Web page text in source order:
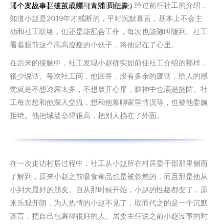
【个案故事】破茧成蝶（青浦 周佳豪）
第一次见小赵是社工刚刚入职那会儿，经过前任社工的介绍，
知道小赵是2019年才戒断的，平时沉默寡言，基本上不会主
动和社工联络，但还是能配合工作，每次也能随叫随到。社工
看着眼前这个高高瘦瘦的小伙子，将他记在了心里。
在后来的接触中，社工发现小赵确实如前任社工介绍的那样，
很少说话。每次社工问，他回答，没有多余的废话，给人的感
觉就是不想透露太多，不想展开心扉，眼神中也满是提防。社
工每次想和他深入交流，想和他聊聊家里情况等，也被他委婉
拒绝。他把城墙垒得很高，把别人挡在了外面。
在一次走访村居过程中，社工从小赵所在村居委干部那里侧面
了解到，原来小赵之前吸食毒品也是被忽悠的，而且那是他从
小到大最好的朋友。自从那时候开始，小赵的性格都变了，原
来乐观开朗，为人热情的小赵不见了，取而代之的是一个沉默
寡言，把自己包裹得很好的人。居委主任说之前小赵没事的时